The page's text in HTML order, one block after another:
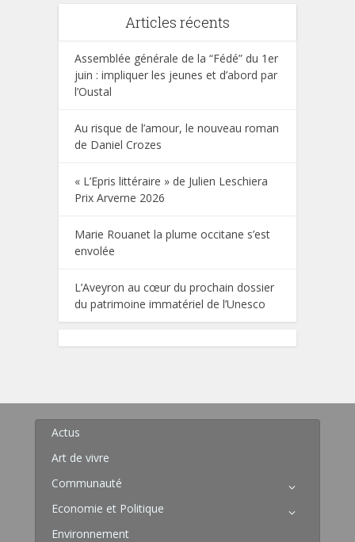
Articles récents
Assemblée générale de la “Fédé” du 1er
juin : impliquer les jeunes et d’abord par
l’Oustal
Au risque de l’amour, le nouveau roman
de Daniel Crozes
« L’Epris littéraire » de Julien Leschiera
Prix Arverne 2026
Marie Rouanet la plume occitane s’est
envolée
L’Aveyron au cœur du prochain dossier
du patrimoine immatériel de l’Unesco
Actus
Art de vivre
Communauté
Economie et Politique
Environnement